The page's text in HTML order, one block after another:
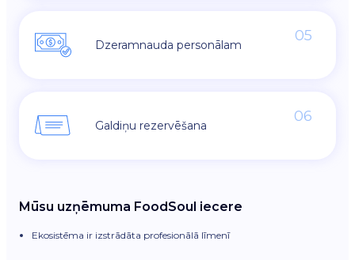
05
Dzeramnauda personālam
06
Galdiņu rezervēšana
Mūsu uzņēmuma FoodSoul iecere
Ekosistēma ir izstrādāta profesionālā līmenī